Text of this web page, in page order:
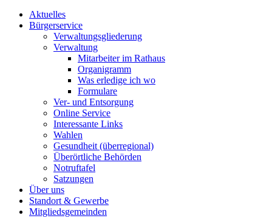
Aktuelles
Bürgerservice
Verwaltungsgliederung
Verwaltung
Mitarbeiter im Rathaus
Organigramm
Was erledige ich wo
Formulare
Ver- und Entsorgung
Online Service
Interessante Links
Wahlen
Gesundheit (überregional)
Überörtliche Behörden
Notruftafel
Satzungen
Über uns
Standort & Gewerbe
Mitgliedsgemeinden